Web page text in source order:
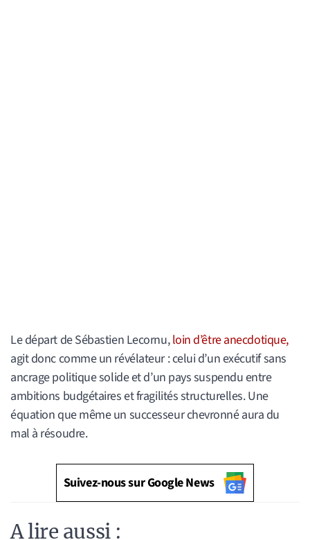
Le départ de Sébastien Lecornu,loin d’être anecdotique,
agit donc comme un révélateur : celui d’un exécutif sans
ancrage politique solide et d’un pays suspendu entre
ambitions budgétaires et fragilités structurelles. Une
équation que même un successeur chevronné aura du
mal à résoudre.
Suivez-nous sur Google News
A lire aussi :